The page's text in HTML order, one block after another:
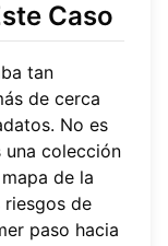
Caso
tan
de cerca
No es
una colección
de la
de
paso hacia